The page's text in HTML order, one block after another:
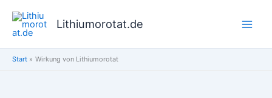
Inhalt
springen
Lithiumorotat.de
Start Wirkung von Lithiumorotat